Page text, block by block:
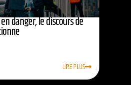
danger, le discours de
LIRE PLUS